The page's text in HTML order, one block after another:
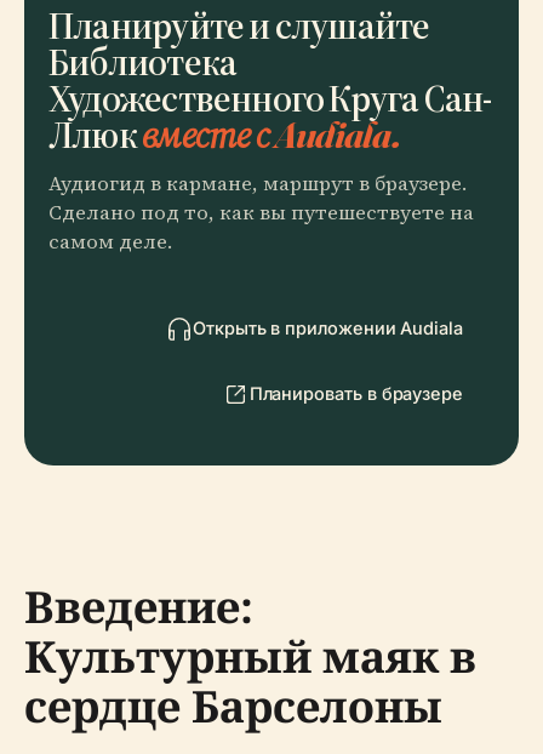
Планируйте и слушайте
Библиотека
Художественного Круга Сан-
Ллюквместе с Audiala.
Аудиогид в кармане, маршрут в браузере.
Сделано под то, как вы путешествуете на
самом деле.
Открыть в приложении Audiala
Планировать в браузере
Введение:
Культурный маяк в
сердце Барселоны